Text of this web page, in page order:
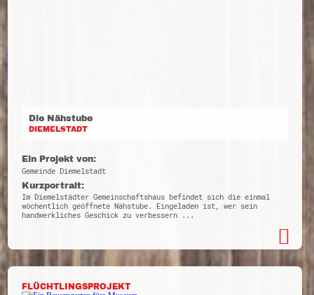
Die Nähstube
DIEMELSTADT
Ein Projekt von:
Gemeinde Diemelstadt
Kurzportrait:
Im Diemelstädter Gemeinschaftshaus befindet sich die einmal
wöchentlich geöffnete Nähstube. Eingeladen ist, wer sein
handwerkliches Geschick zu verbessern ...
FLÜCHTLINGSPROJEKT